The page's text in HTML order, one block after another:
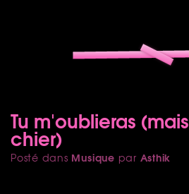
Tu m'oublieras
chier)
Posté dans Musique par Asthik